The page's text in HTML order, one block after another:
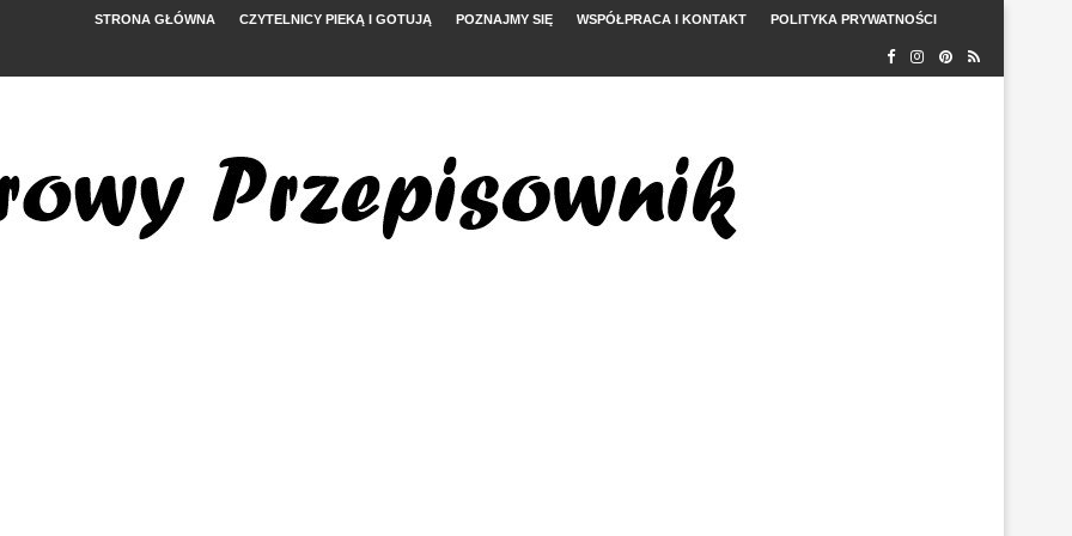
STRONA GŁÓWNA CZYTELNICY PIEKĄ I GOTUJĄ POZNAJMY SIĘ WSPÓŁPRACA I KONTAKT POLITYKA PRYWATNOŚCI